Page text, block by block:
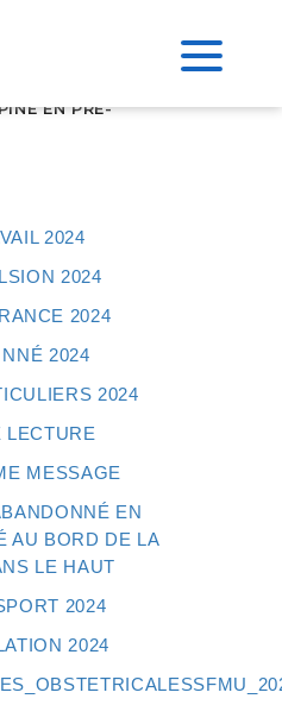
EN PRÉ-
2024
2024
2024
2024
2024
LECTURE
MESSAGE
EN
AU BORD DE LA
LE HAUT
2024
2024